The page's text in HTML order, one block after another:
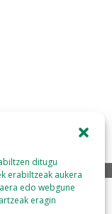
ditugu
erabiltzeak aukera
edo webgune
eragin